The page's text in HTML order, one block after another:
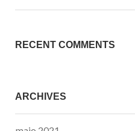
RECENT COMMENTS
ARCHIVES